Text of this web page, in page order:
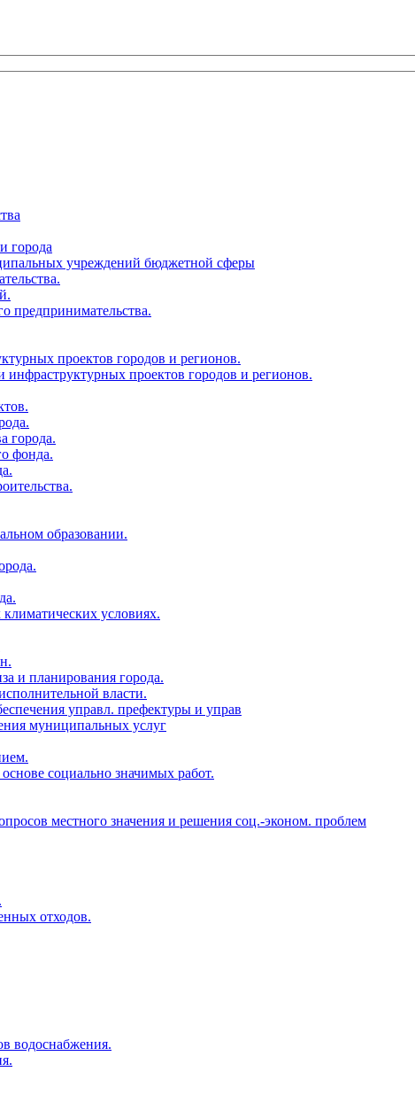
города
учреждений бюджетной сферы
предпринимательства.
проектов городов и регионов.
проектов городов и регионов.
города.
фонда.
образовании.
условиях.
и планирования города.
власти.
управл. префектуры и управ
муниципальных услуг
социально значимых работ.
местного значения и решения соц.-эконом. проблем
отходов.
водоснабжения.